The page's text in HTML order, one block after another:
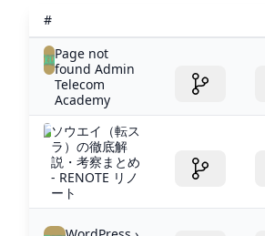
#
Page not
found Admin
Telecom
Academy
ソウエイ（転ス
ラ）の徹底解
説・考察まとめ
- RENOTE リノ
ート